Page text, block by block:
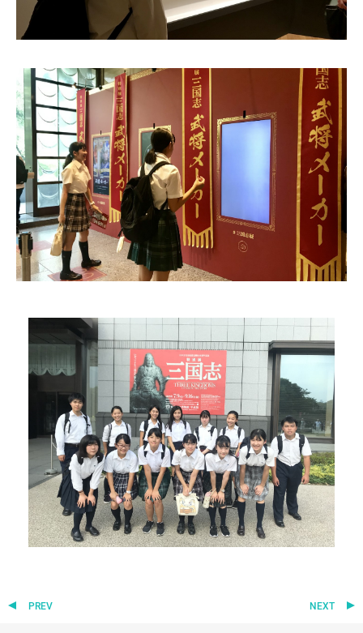
ニュース・トピック
お問い合わせ
アクセスマップ
緊急・災害時の対応
ご支援をお考えの方へ
いじめ防止対策
ENGLISHページ
個人情報保護への取り組み
採用情報
地の塩、世の光（スクールモットー）
PREV NEXT